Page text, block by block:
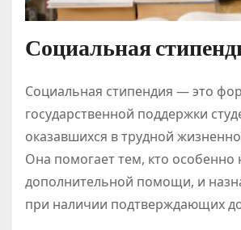
Социальная
Социальная стипендия — это
государственной поддержки
оказавшихся в трудной
Она помогает тем, кто особенно
дополнительной помощи, и
при наличии подтверждающих